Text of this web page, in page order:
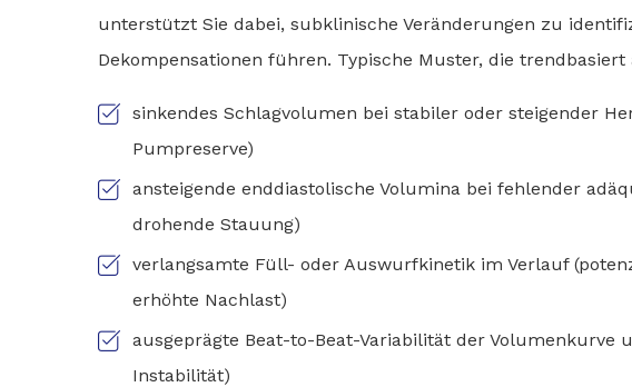
unterstützt Sie dabei, subklinische Veränderungen zu
Dekompensationen führen. Typische Muster, die
sinkendes Schlagvolumen bei stabiler oder steigender
Pumpreserve)
ansteigende enddiastolische Volumina bei fehlender
drohende Stauung)
verlangsamte Füll- oder Auswurfkinetik im Verlauf
erhöhte Nachlast)
ausgeprägte Beat-to-Beat-Variabilität der Volumenkurve
Instabilität)